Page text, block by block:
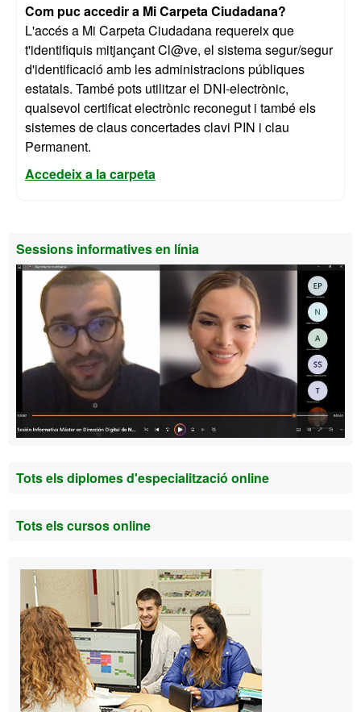
Com puc accedir a Mi Carpeta Ciudadana?
L'accés a Mi Carpeta Ciudadana requereix que
t'identifiquis mitjançant Cl@ve, el sistema segur/segur
d'identificació amb les administracions públiques
estatals. També pots utilitzar el DNI-electrònic,
qualsevol certificat electrònic reconegut i també els
sistemes de claus concertades clavi PIN i clau
Permanent.
Accedeix a la carpeta
Informació
complementària
Sessions informatives en línia
Tots els diplomes d'especialització online
Tots els cursos online
Contacte